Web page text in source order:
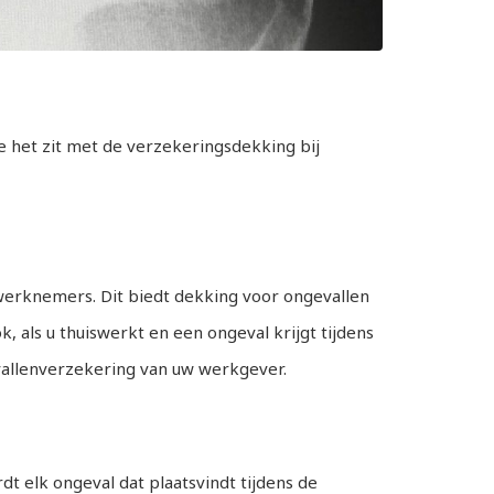
het zit met de verzekeringsdekking bij
Dit biedt dekking voor ongevallen
als u thuiswerkt en een ongeval krijgt tijdens
van uw werkgever.
elk ongeval dat plaatsvindt tijdens de